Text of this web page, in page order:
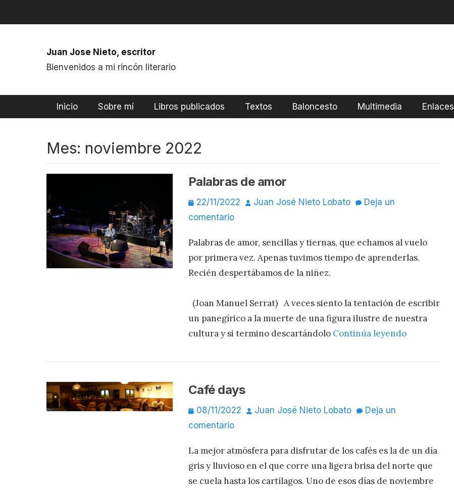
al
Juan Jose Nieto, escritor
Bienvenidos a mi rincón literario
Menú principal
Inicio Sobre mí Libros publicados Textos Baloncesto Multimedia Enlaces
Mes: noviembre 2022
Palabras de amor
Publicado
el
22/11/2022 Autor
Juan José Nieto Lobato
Deja un
comentario
Palabras de amor, sencillas y tiernas, que echamos al vuelo
por primera vez. Apenas tuvimos tiempo de aprenderlas.
Recién despertábamos de la niñez.
(Joan Manuel Serrat) A veces siento la tentación de escribir
un panegírico a la muerte de una figura ilustre de nuestra
cultura y si termino descartándolo Continúa leyendo
Café days
Publicado
el
08/11/2022 Autor
Juan José Nieto Lobato
Deja un
comentario
La mejor atmósfera para disfrutar de los cafés es la de un día
gris y lluvioso en el que corre una ligera brisa del norte que
se cuela hasta los cartílagos. Uno de esos días de noviembre